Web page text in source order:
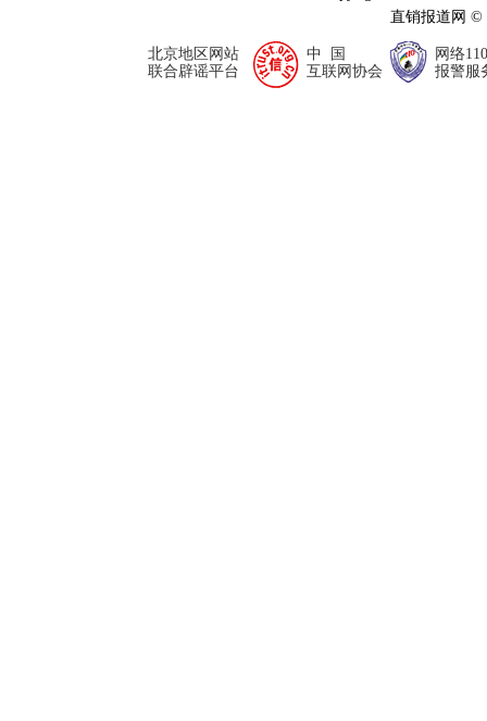
直销报道网
北京地区网站
联合辟谣平台
中 国
互联网协会
网络110
报警服